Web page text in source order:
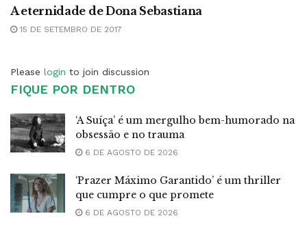
A eternidade de Dona Sebastiana
15 DE SETEMBRO DE 2017
Please login to join discussion
FIQUE POR DENTRO
‘A Suíça’ é um mergulho bem-humorado na
obsessão e no trauma
6 DE AGOSTO DE 2026
‘Prazer Máximo Garantido’ é um thriller
que cumpre o que promete
6 DE AGOSTO DE 2026